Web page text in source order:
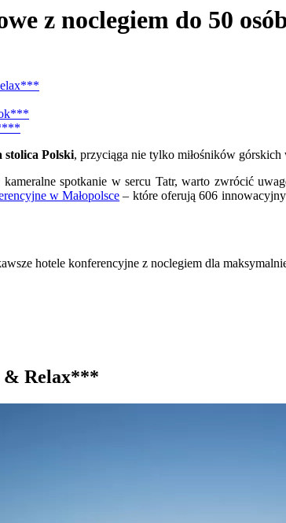
z noclegiem do 50
stolica Polski, przyciąga nie tylko miłośników
kameralne spotkanie w sercu Tatr, warto zwrócić
w Małopolsce – które oferują 606
hotele konferencyjne z noclegiem dla
& Relax***